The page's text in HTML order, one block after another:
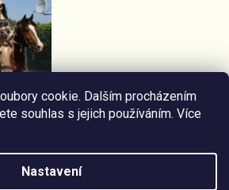
cookie. Dalším procházením
souhlas s jejich používáním. Více
Nastavení